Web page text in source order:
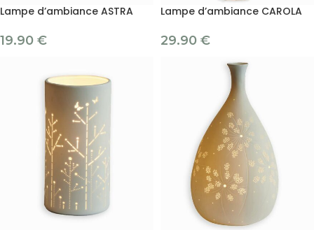
Lampe d’ambiance ASTRA
19.90 €
Lampe d’ambiance CAROLA
29.90 €